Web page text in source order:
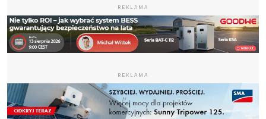
REKLAMA
REKLAMA